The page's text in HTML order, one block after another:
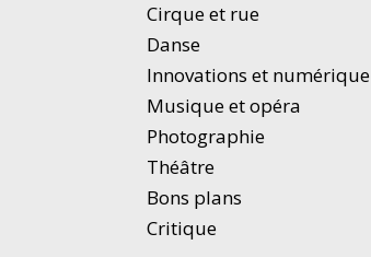
Cirque et rue
Danse
Innovations et numérique
Musique et opéra
Photographie
Théâtre
Bons plans
Critique